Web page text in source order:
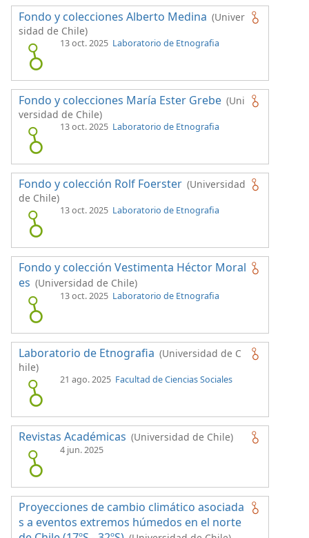
Fondo y colecciones Alberto Medina (Univer
sidad de Chile)
13 oct. 2025 Laboratorio de Etnografia
Fondo y colecciones María Ester Grebe (Uni
versidad de Chile)
13 oct. 2025 Laboratorio de Etnografia
Fondo y colección Rolf Foerster (Universidad
de Chile)
13 oct. 2025 Laboratorio de Etnografia
Fondo y colección Vestimenta Héctor Moral
es (Universidad de Chile)
13 oct. 2025 Laboratorio de Etnografia
Laboratorio de Etnografia (Universidad de C
hile)
21 ago. 2025 Facultad de Ciencias Sociales
Revistas Académicas (Universidad de Chile)
4 jun. 2025
Proyecciones de cambio climático asociada
s a eventos extremos húmedos en el norte